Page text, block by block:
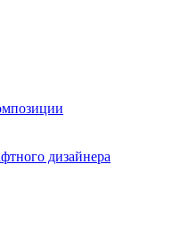
дизайнера